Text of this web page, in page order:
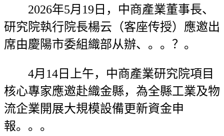
2026年5月19日，中商產業董事長、
研究院執行院長楊云（客座传授）應邀出
席由慶陽市委組織部从辦、。。？。
4月14日上午，中商產業研究院項目
核心專家應邀赴織金縣，為全縣工業及物
流企業開展大規模設備更新資金申
報。。。